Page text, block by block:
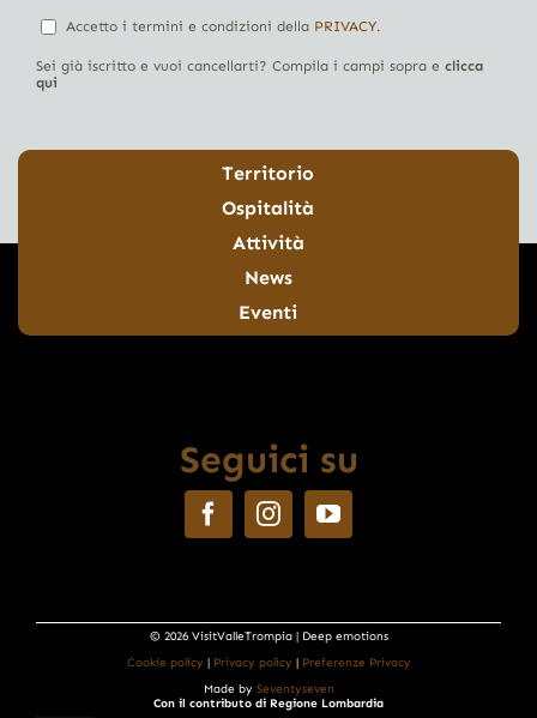
Accetto i termini e condizioni della PRIVACY.
Sei già iscritto e vuoi cancellarti? Compila i campi sopra e clicca
qui
Territorio
Ospitalità
Attività
News
Eventi
Seguici su
© 2026 VisitValleTrompia | Deep emotions
Cookie policy | Privacy policy | Preferenze Privacy
Made by Seventyseven
Con il contributo di Regione Lombardia